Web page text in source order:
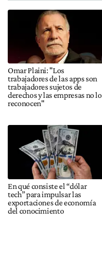
Omar Plaini: "Los
trabajadores de las apps son
trabajadores sujetos de
derechos y las empresas no lo
reconocen"
En qué consiste el “dólar
tech” para impulsar las
exportaciones de economía
del conocimiento